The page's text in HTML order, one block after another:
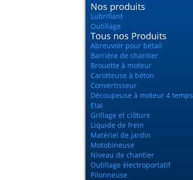
Nos produits
Lubrifiant
Outillage
Tous nos Produits
Abreuvoir pour bétail
Barrière de chantier
Brouette à moteur
Carotteuse à béton
Convertisseur
Découpeuse à moteur 4 temps
Etai
Grillage et clôture
Liquide de frein
Matériel de jardin
Motobineuse
Niveau de chantier
Outillage électroportatif
Pilonneuse